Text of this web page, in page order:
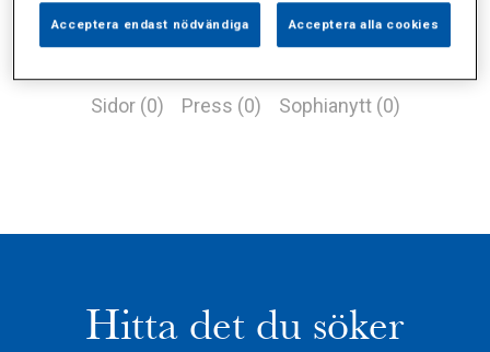
Sidor (0) Press (0) Sophianytt (0)
Hitta det du söker
Acceptera endast nödvändiga Acceptera alla cookies